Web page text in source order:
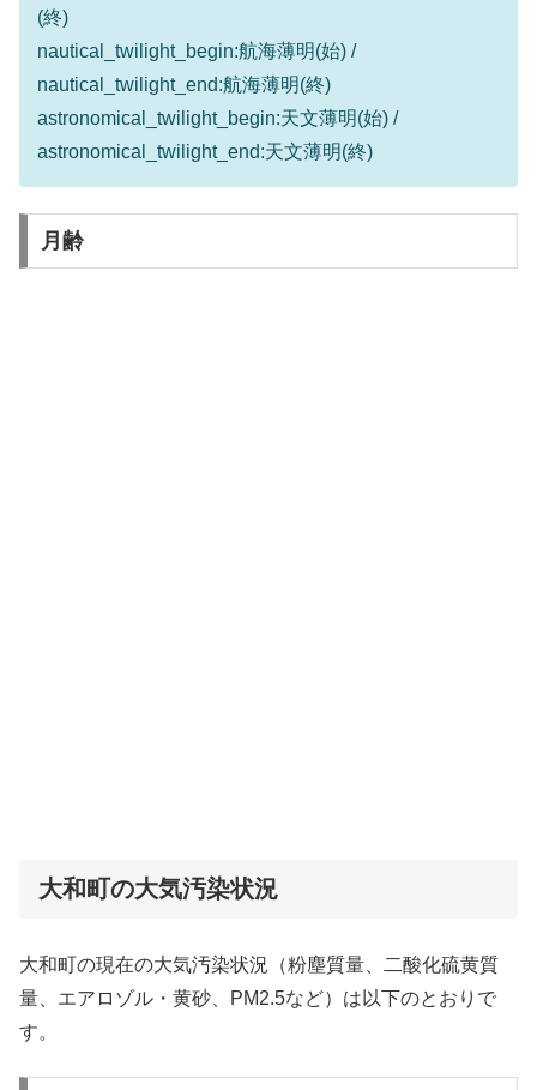
(終)
nautical_twilight_begin:航海薄明(始) /
nautical_twilight_end:航海薄明(終)
astronomical_twilight_begin:天文薄明(始) /
astronomical_twilight_end:天文薄明(終)
月齢
大和町の大気汚染状況
大和町の現在の大気汚染状況（粉塵質量、二酸化硫黄質
量、エアロゾル・黄砂、PM2.5など）は以下のとおりで
す。